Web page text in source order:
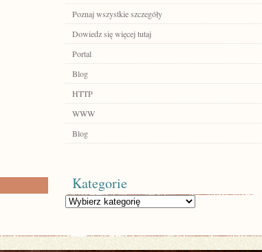
Poznaj wszystkie szczegóły
Dowiedz się więcej tutaj
Portal
Blog
HTTP
WWW
Blog
Kategorie
Kategorie